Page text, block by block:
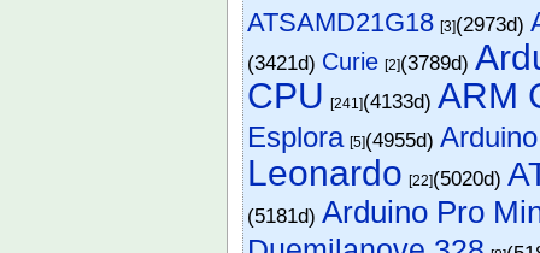
ATSAMD21G18 [3](2973d)
(3421d) Curie [2](3789d)
CPU [241](4133d)ARM
Esplora [5](4955d)
Leonardo [22](5020d)
(5181d)Arduino Pro